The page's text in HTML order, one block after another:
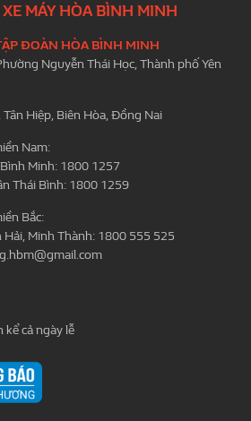
MÁY HÒA BÌNH MINH
ĐOÀN HÒA BÌNH MINH
Nguyễn Thái Học, Thành phố Yên
Hiệp, Biên Hòa, Đồng Nai
Nam:
Minh: 1800 1257
Thái Bình: 1800 1259
Bắc:
Hải, Minh Thành: 1800 555 525
kể cả ngày lễ